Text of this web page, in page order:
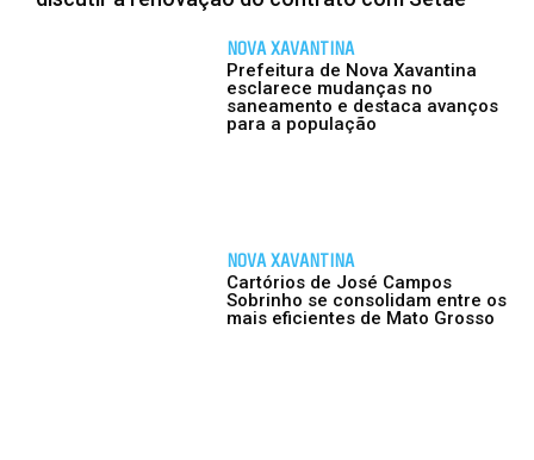
NOVA XAVANTINA
Prefeitura de Nova Xavantina
esclarece mudanças no
saneamento e destaca avanços
para a população
NOVA XAVANTINA
Cartórios de José Campos
Sobrinho se consolidam entre os
mais eficientes de Mato Grosso